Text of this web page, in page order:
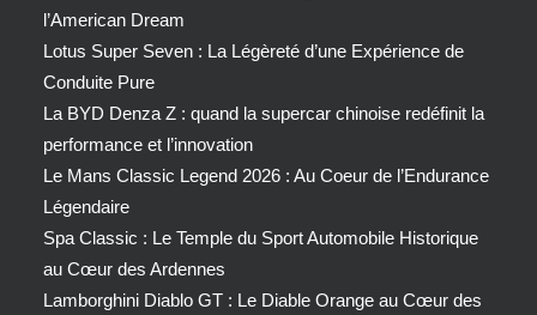
l’American Dream
Lotus Super Seven : La Légèreté d’une Expérience de
Conduite Pure
La BYD Denza Z : quand la supercar chinoise redéfinit la
performance et l’innovation
Le Mans Classic Legend 2026 : Au Coeur de l’Endurance
Légendaire
Spa Classic : Le Temple du Sport Automobile Historique
au Cœur des Ardennes
Lamborghini Diablo GT : Le Diable Orange au Cœur des